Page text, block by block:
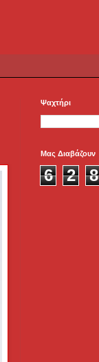
Ψαχτήρι
Μας Διαβάζουν
6 2 8